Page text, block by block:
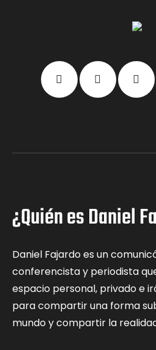
¿Quién es Daniel
Daniel Fajardo es un
conferencista y periodista
espacio personal, privado e
para compartir una forma
mundo y compartir la